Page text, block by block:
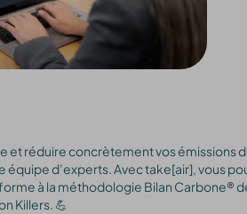
et réduire concrètement vos émissions
d’experts. Avec take[air], vous
à la méthodologie Bilan Carbone® de
Killers. 💪